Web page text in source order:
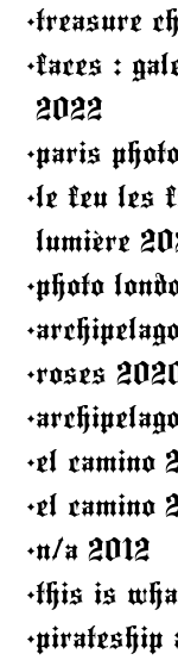
.treasure
.faces :
2022
.paris
.le feu les
lumière
.photo
.
.roses
.
.el camino
.el camino
.n/a 2012
.this is
.pirateship